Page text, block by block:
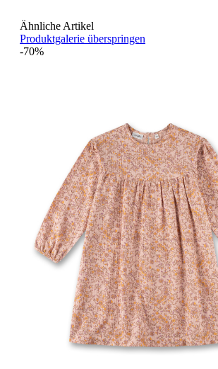
Ähnliche Artikel
Produktgalerie überspringen
-70%